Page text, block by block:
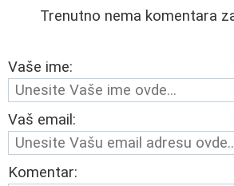
Trenutno nema komentara
Vaše ime:
Vaš email:
Komentar: